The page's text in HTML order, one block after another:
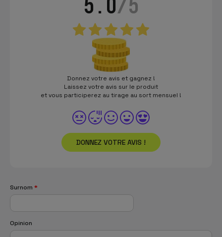
Donnez votre avis et gagnez !
Laissez votre avis sur le produit
et vous participerez au tirage au sort mensuel !
DONNEZ VOTRE AVIS !
Surnom *
Opinion